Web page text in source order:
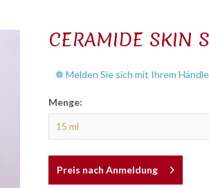
CERAMIDE SKIN
❁ Melden Sie sich mit Ihrem
Menge:
Preis nach Anmeldung